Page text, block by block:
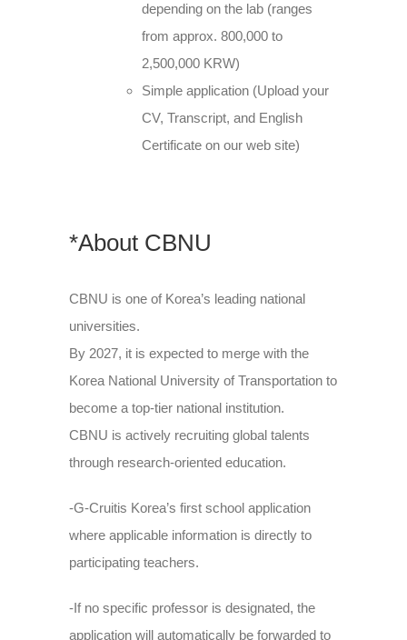
depending on the lab (ranges
from approx. 800,000 to
2,500,000 KRW)
Simple application (Upload your
CV, Transcript, and English
Certificate on our web site)
*About CBNU
CBNU is one of Korea’s leading national
universities.
By 2027, it is expected to merge with the
Korea National University of Transportation to
become a top-tier national institution.
CBNU is actively recruiting global talents
through research-oriented education.
-G-Cruitis Korea’s first school application
where applicable information is directly to
participating teachers.
-If no specific professor is designated, the
application will automatically be forwarded to